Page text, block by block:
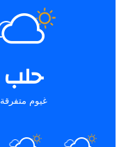
حلب
غيوم متفرقة